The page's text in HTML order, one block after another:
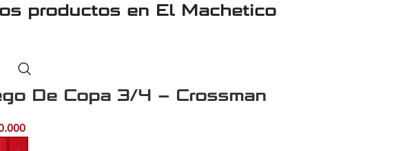
productos en El Machetico
De Copa 3/4 – Crossman